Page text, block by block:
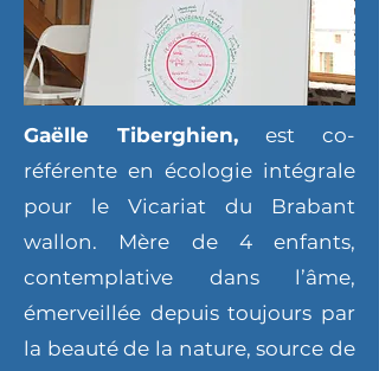
Gaëlle Tiberghien,est co-
référente en écologie intégrale
pour le Vicariat du Brabant
wallon. Mère de 4 enfants,
contemplative dans l’âme,
émerveillée depuis toujours par
la beauté de la nature, source de